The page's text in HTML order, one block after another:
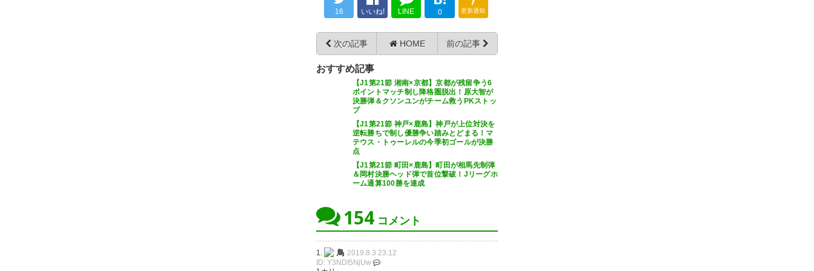
ベルマーレ勝った… マジで泣い
https://t.co/46kkMAd7UL
— じょー (jo_127siki)
2019, 8月
死闘。 それでも勝ったのは俺た
ちだ。 見たか鹿島！ 緑と青の勇
者を！ 声高らかに叫べ凱歌
を！！ 我ら湘南！緑と青の勇
者！！！ #bellmare
16 いいね! LINE 0 更新通知
次の記事 HOME 前の記事
おすすめ記事
【J1第21節 湘南×京都】京都が残留争う6
ポイントマッチ制し降格圏脱出！原大智が
決勝弾＆クソンユンがチーム救うPKストッ
プ
【J1第21節 神戸×鹿島】神戸が上位対決を
逆転勝ちで制し優勝争い踏みとどまる！マ
テウス・トゥーレルの今季初ゴールが決勝
点
【J1第21節 町田×鹿島】町田が相馬先制弾
＆岡村決勝ヘッド弾で首位撃破！Jリーグホ
ーム通算100勝を達成
154 コメント
1. 鳥 2019.8.3 23:12
ID: Y3NDI5NjUw